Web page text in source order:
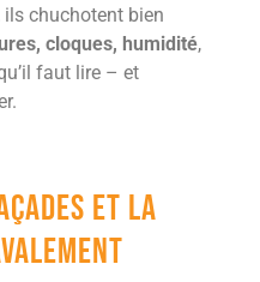
ils chuchotent bien
cloques, humidité,
faut lire – et
et la